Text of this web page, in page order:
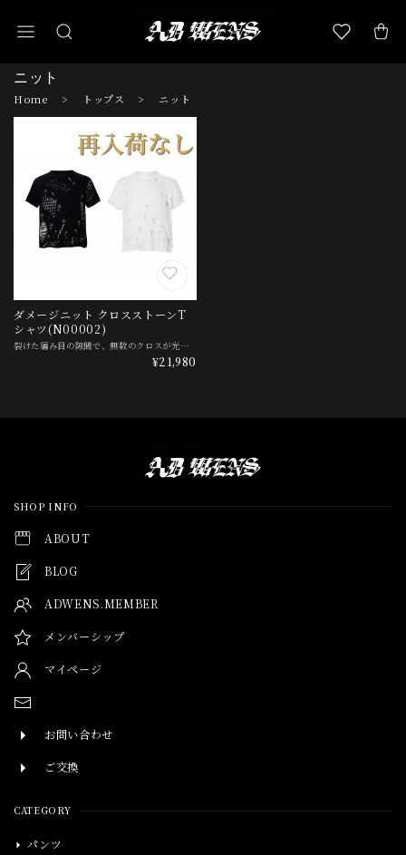
ニット
Home トップス ニット
ダメージニット クロスストーンT
シャツ(N00002)
裂けた編み目の隙間で、無数のクロスが光る。 ━━━━━━━━━━━━ サイズ相談・交換のご依頼は公式LINEから(初回5%OFF) ━━━━━━━━━━━━ サイズ選びに迷ったら、購入前にご相談ください。 交換のご依頼もこちらから承ります。 ▼お気軽にお声がけください▼ https://l.omct.jp/2006632232-Ex9Ye0xv ADWENSが世界市場から直接選んだ、この一枚。 各サイズ限定数のみのご用意です。 量産品では出せないデザインを手の届く価格で届けます。 【ダメージニット×ストーンクロス＝退廃の煌めき】 全体に走る、大胆なクラッシュダメージ。 編み目が裂け、肌が覗く退廃的な表情です。 散りばめられた、ラインストーンのクロス。 荒れた編地の上で、小さく確かに光ります。 肩を落とした、ゆったりとしたシルエット。 半袖で軽やかに、一枚でも重ね着でも。 漆黒のブラックと、清潔なホワイト。 同じデザインでも、印象が大きく変わる2色です。 ■ このアイテムがハマる人 ・ダメージで退廃的なムードを出したい人 ・ストーンの煌めきを効かせたい人 ・重ね着で肌見せを調整したい人 無地のニットTは、どこにでもあります。 でもこの一枚の価値は、クラッシュダメージとストーンクロスが同居する、退廃と煌めきのバランスにあります。 今回限りの入荷です。 ▼ SIZE GUIDE(実寸cm) サイズ｜着丈｜肩幅｜身幅｜袖丈 S ｜59.5｜50｜57｜18 M ｜61｜51｜59｜18 L ｜62.5｜52｜61｜19 XL｜64｜53｜63｜19 ※身幅は平置きの片側寸法です。一周は約2倍になります。 ※肩の落ちたゆったりシルエットです。 【カラー展開】 ブラック / ホワイト ▼ DELIVERY ご注文から2〜3週間前後で海外より発送 ※ご注文が殺到した際や、検品状況、配送遅延等でプラス数日かかる場合があります ▼ 注意事項 ※ダメージ加工のため、穴の位置・大きさは一枚ごとに異なります。 ※ダメージ部分は引っかかりやすいため、着脱時にご注意ください。 ※編地が粗く、肌が透ける仕様です。インナーの着用を推奨します。 ※洗濯は裏返し・ネット使用を推奨します（ストーンの脱落防止）。 ※こちらの商品のお届けは2〜3週間前後となります。 ※今回限りの入荷となります。再入荷予定はありません。 #¥20,000〜 #〜S/〜23cm #M/24cm24.5cm #L/25cm25.5cm #XL/26cm26.5cm
¥21,980
SHOP INFO
ABOUT
BLOG
ADWENS.MEMBER
メンバーシップ
マイページ
お問い合わせ
ご交換
CATEGORY
パンツ